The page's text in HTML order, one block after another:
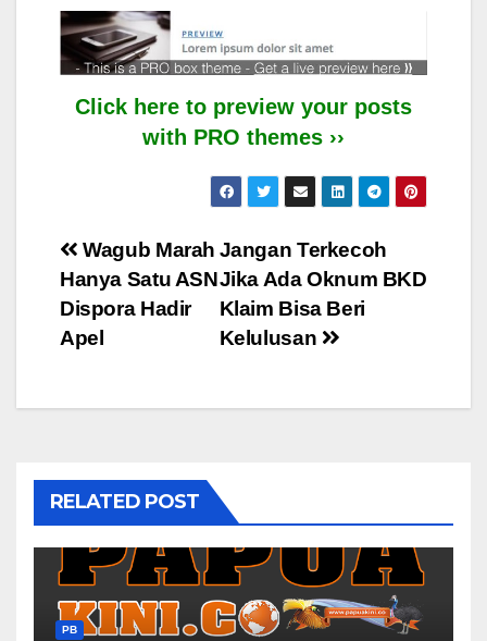
Click here to preview your posts
with PRO themes ››
Post
navigation
Jangan Terkecoh
Jika Ada Oknum BKD
Klaim Bisa Beri
Kelulusan
Wagub Marah
Hanya Satu ASN
Dispora Hadir
Apel
RELATED POST
PB